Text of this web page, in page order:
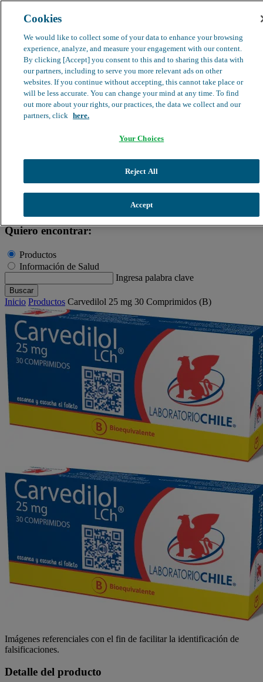
search clear
Dirección médica
Farmacovigilancia
Objeción de calidad
Buscador de productossearch
Información de Salud Productos Historias que acompañan
Quiero encontrar:
Productos
Información de Salud
Ingresa palabra clave
Buscar
Inicio Productos Carvedilol 25 mg 30 Comprimidos (B)
Imágenes referenciales con el fin de facilitar la identificación de
falsificaciones.
Detalle del producto
Cookies
We would like to collect some of your data to enhance your browsing
experience, analyze, and measure your engagement with our content.
By clicking [Accept] you consent to this and to sharing this data with
our partners, including to serve you more relevant ads on other
websites. If you continue without accepting, this cannot take place or
will be less accurate. You can change your mind at any time. To find
out more about your rights, our practices, the data we collect and our
partners, click here.
Your Choices
Reject All
Accept